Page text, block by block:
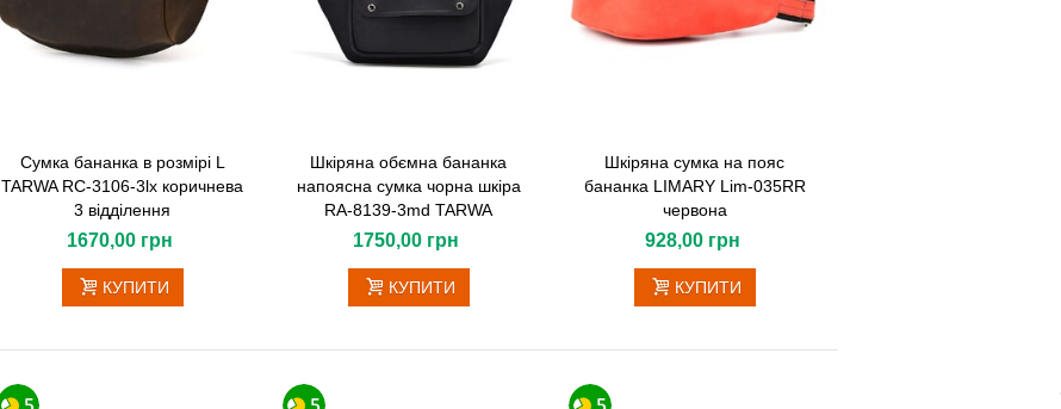
Сумка бананка в розмірі L
TARWA RC-3106-3lx коричнева
3 відділення
1670,00 грн
КУПИТИ
Шкіряна обємна бананка
напоясна сумка чорна шкіра
RA-8139-3md TARWA
1750,00 грн
КУПИТИ
Шкіряна сумка на пояс
бананка LIMARY Lim-035RR
червона
928,00 грн
КУПИТИ